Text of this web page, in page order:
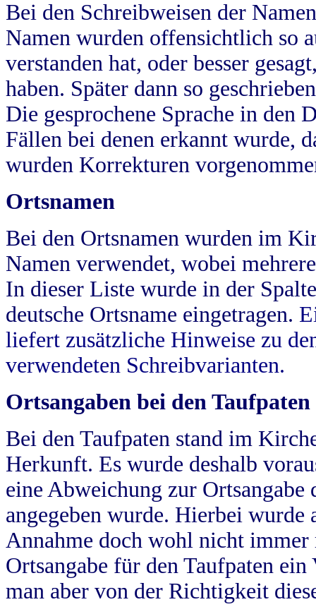
Bei den Schreibweisen der
Namen wurden offensichtlich so
verstanden hat, oder besser
haben. Später dann so
Die gesprochene Sprache in
Fällen bei denen erkannt wurde,
wurden Korrekturen
Ortsnamen
Bei den Ortsnamen wurden im
Namen verwendet, wobei
In dieser Liste wurde in der
deutsche Ortsname eingetragen.
liefert zusätzliche Hinweise zu
verwendeten Schreibvarianten.
Ortsangaben bei den Taufpaten
Bei den Taufpaten stand im
Herkunft. Es wurde deshalb
eine Abweichung zur
angegeben wurde. Hierbei wurde
Annahme doch wohl nicht
Ortsangabe für den Taufpaten
man aber von der Richtigkeit